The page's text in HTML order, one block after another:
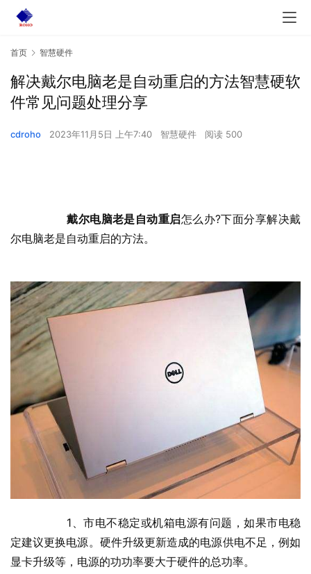
首页 智慧硬件
解决戴尔电脑老是自动重启的方法智慧硬软
件常见问题处理分享
cdroho 2023年11月5日 上午7:40 智慧硬件 阅读 500
戴尔电脑老是自动重启怎么办?下面分享解决戴
尔电脑老是自动重启的方法。
定建议更换电源。硬件升级更新造成的电源供电不足，例如
显卡升级等，电源的功功率要大于硬件的总功率。